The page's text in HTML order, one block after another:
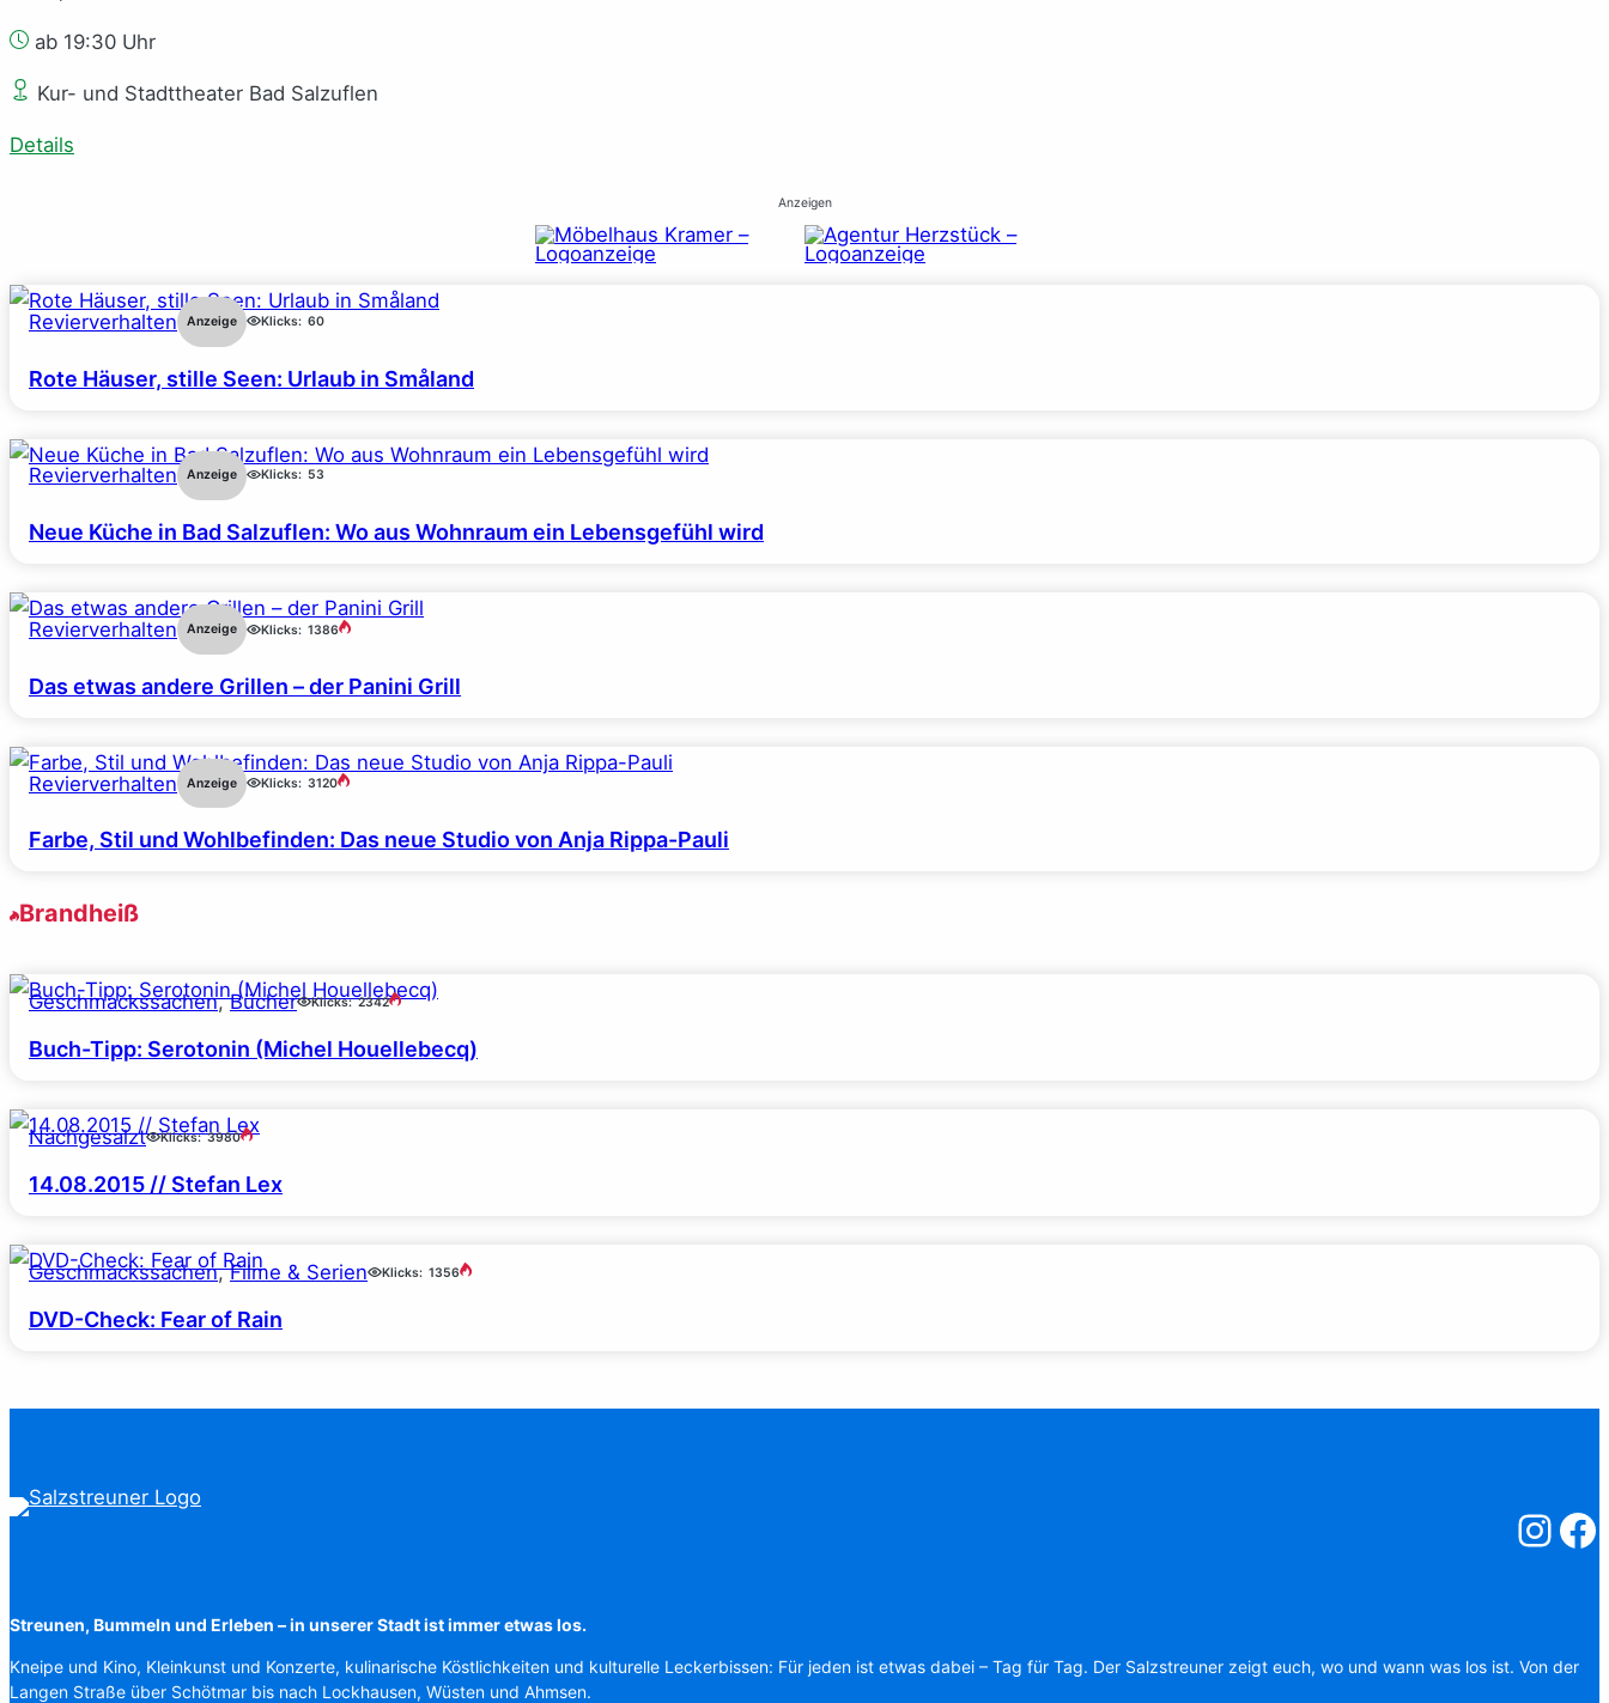
ab 19:30 Uhr
Kur- und Stadttheater Bad Salzuflen
Details
Anzeigen
Revierverhalten Anzeige Klicks: 60
Rote Häuser, stille Seen: Urlaub in Småland
Revierverhalten Anzeige Klicks: 53
Neue Küche in Bad Salzuflen: Wo aus Wohnraum ein Lebensgefühl wird
Revierverhalten Anzeige Klicks: 1386
Das etwas andere Grillen – der Panini Grill
Revierverhalten Anzeige Klicks: 3120
Farbe, Stil und Wohlbefinden: Das neue Studio von Anja Rippa-Pauli
Brandheiß
Geschmackssachen, Bücher Klicks: 2342
Buch-Tipp: Serotonin (Michel Houellebecq)
Nachgesalzt Klicks: 3980
14.08.2015 // Stefan Lex
Geschmackssachen, Filme & Serien Klicks: 1356
DVD-Check: Fear of Rain
Streunen, Bummeln und Erleben – in unserer Stadt ist immer etwas los.
Kneipe und Kino, Kleinkunst und Konzerte, kulinarische Köstlichkeiten und kulturelle Leckerbissen: Für jeden ist etwas dabei – Tag für Tag. Der Salzstreuner zeigt euch, wo und wann was los ist. Von der
Langen Straße über Schötmar bis nach Lockhausen, Wüsten und Ahmsen.